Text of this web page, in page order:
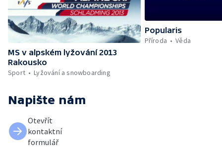
MS v alpském lyžování 2013
Rakousko
Sport
Lyžování a snowboarding
Popularis
Příroda
Věda
Napište nám
Otevřít
kontaktní
formulář